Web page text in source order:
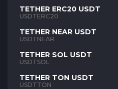
TETHER ERC20 USDT
USDTERC20
TETHER NEAR USDT
USDTNEAR
TETHER SOL USDT
USDTSOL
TETHER TON USDT
USDTTON